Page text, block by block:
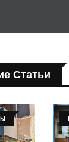
Статьи